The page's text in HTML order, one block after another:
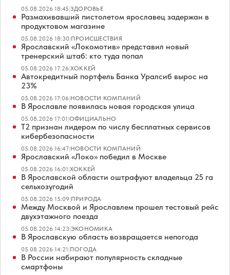
05.08.2026 18:45|ЗДОРОВЬЕ
Размахивавший пистолетом ярославец задержан в
продуктовом магазине
05.08.2026 18:30|ПРОИСШЕСТВИЯ
Ярославский «Локомотив» представил новый
тренерский штаб: кто туда попал
05.08.2026 17:26|ХОККЕЙ
Автокредитный портфель Банка Уралсиб вырос на
23%
05.08.2026 17:06|НОВОСТИ КОМПАНИЙ
В Ярославле появилась новая городская улица
05.08.2026 17:01|ОФИЦИАЛЬНО
Т2 признан лидером по числу бесплатных сервисов
кибербезопасности
05.08.2026 16:47|НОВОСТИ КОМПАНИЙ
Ярославский «Локо» победил в Москве
05.08.2026 16:01|ХОККЕЙ
В Ярославской области оштрафуют владельца 25 га
сельхозугодий
05.08.2026 15:09|ПРИРОДА
Между Москвой и Ярославлем прошел тестовый рейс
двухэтажного поезда
05.08.2026 14:23|ЭКОНОМИКА
В Ярославскую область возвращается непогода
05.08.2026 14:21|ПОГОДА
В России набирают популярность складные
смартфоны